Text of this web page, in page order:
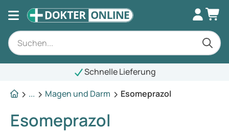
Schnelle Lieferung
...
Magen und Darm Esomeprazol
Esomeprazol